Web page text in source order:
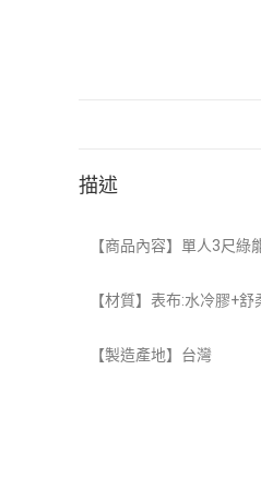
描述
【商品內容】單人3尺綠
【材質】表布:水冷膠+
【製造產地】 台灣